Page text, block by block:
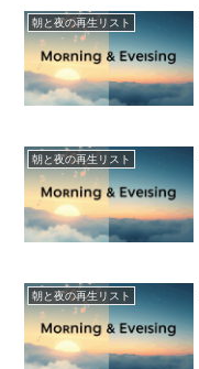
朝と夜の再生リスト
朝と夜の再生リスト
朝と夜の再生リスト